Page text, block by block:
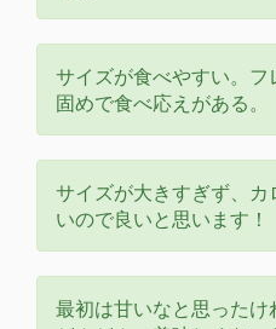
サイズが食べやすい。
固めで食べ応えがある。
サイズが大きすぎず、
いので良いと思います！
最初は甘いなと思った